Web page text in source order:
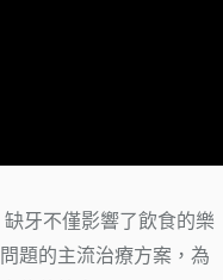
牙不僅影響了飲食的樂
題的主流治療方案，為